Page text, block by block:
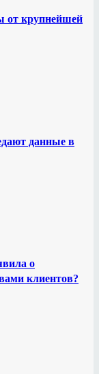
от крупнейшей
данные в
о
клиентов?